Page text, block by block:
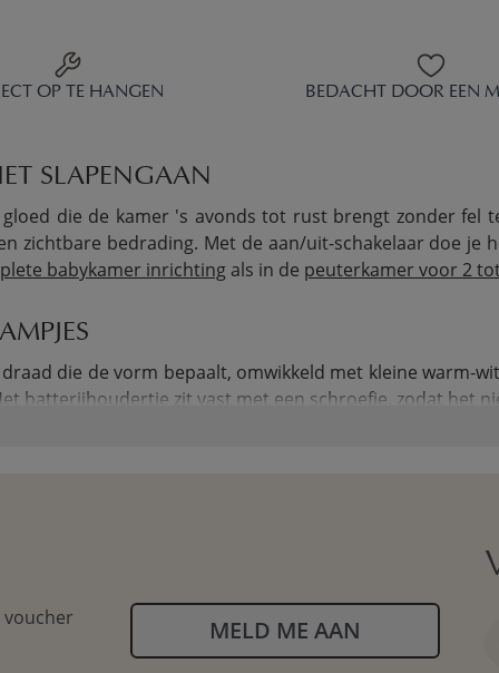
OP TE HANGEN BEDACHT DOOR EEN
SLAPENGAAN
die de kamer 's avonds tot rust brengt zonder fel
zichtbare bedrading. Met de aan/uit-schakelaar doe je
babykamer inrichtingals in de peuterkamer voor 2
die de vorm bepaalt, omwikkeld met kleine warm-
batterijhoudertje zit vast met een schroefje, zodat het
als blikvanger op een lege muur
voucher MELD ME AAN